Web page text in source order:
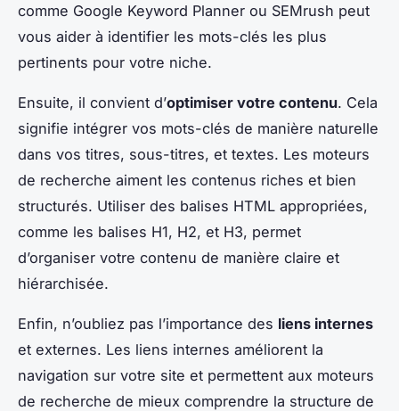
comme Google Keyword Planner ou SEMrush peut
vous aider à identifier les mots-clés les plus
pertinents pour votre niche.
Ensuite, il convient d’optimiser votre contenu. Cela
signifie intégrer vos mots-clés de manière naturelle
dans vos titres, sous-titres, et textes. Les moteurs
de recherche aiment les contenus riches et bien
structurés. Utiliser des balises HTML appropriées,
comme les balises H1, H2, et H3, permet
d’organiser votre contenu de manière claire et
hiérarchisée.
Enfin, n’oubliez pas l’importance des liens internes
et externes. Les liens internes améliorent la
navigation sur votre site et permettent aux moteurs
de recherche de mieux comprendre la structure de